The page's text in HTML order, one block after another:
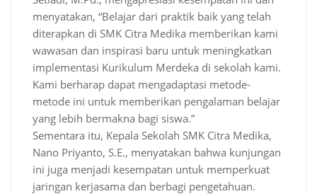
menyatakan, “Belajar dari praktik baik yang telah
diterapkan di SMK Citra Medika memberikan kami
wawasan dan inspirasi baru untuk meningkatkan
implementasi Kurikulum Merdeka di sekolah kami.
Kami berharap dapat mengadaptasi metode-
metode ini untuk memberikan pengalaman belajar
yang lebih bermakna bagi siswa.”
Sementara itu, Kepala Sekolah SMK Citra Medika,
Nano Priyanto, S.E., menyatakan bahwa kunjungan
ini juga menjadi kesempatan untuk memperkuat
jaringan kerjasama dan berbagi pengetahuan.